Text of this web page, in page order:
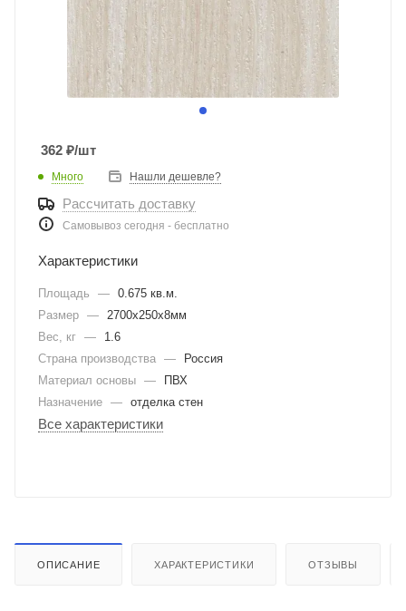
362 ₽/шт
Много Нашли дешевле?
Рассчитать доставку
Самовывоз сегодня - бесплатно
Характеристики
Площадь — 0.675 кв.м.
Размер — 2700х250х8мм
Вес, кг —
1.6
Страна производства —
Россия
Материал основы —
ПВХ
Назначение — отделка стен
Все характеристики
ОПИСАНИЕ ХАРАКТЕРИСТИКИ ОТЗЫВЫ